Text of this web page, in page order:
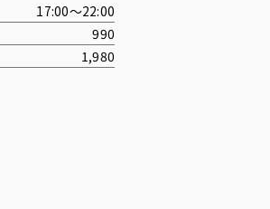
17:00〜22:00
990
1,980